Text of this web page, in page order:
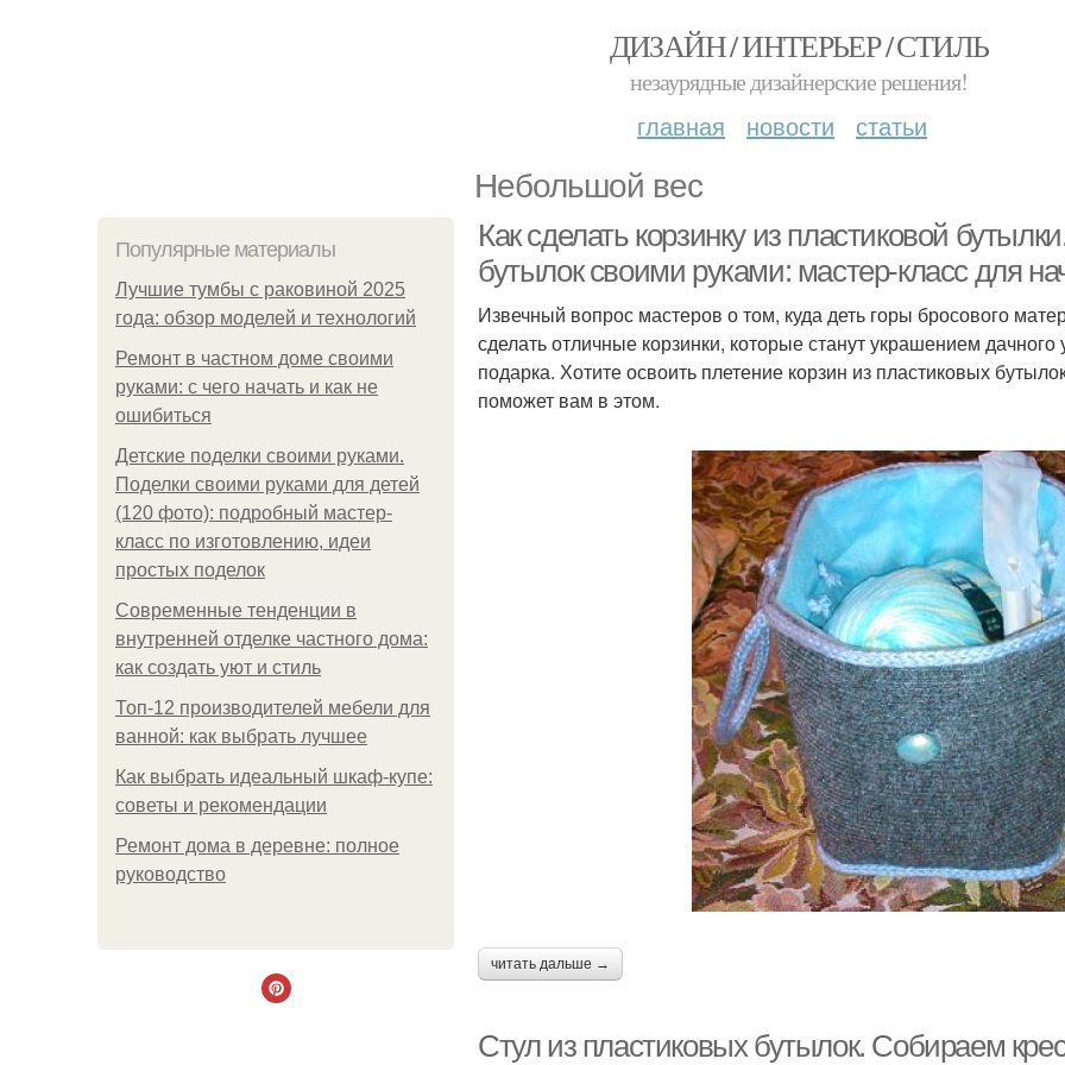
ДИЗАЙН / ИНТЕРЬЕР / СТИЛЬ
незаурядные дизайнерские решения!
главная новости статьи
Небольшой вес
Популярные материалы
Лучшие тумбы с раковиной 2025
года: обзор моделей и технологий
Ремонт в частном доме своими
руками: с чего начать и как не
ошибиться
Детские поделки своими руками.
Поделки своими руками для детей
(120 фото): подробный мастер-
класс по изготовлению, идеи
простых поделок
Современные тенденции в
внутренней отделке частного дома:
как создать уют и стиль
Топ-12 производителей мебели для
ванной: как выбрать лучшее
Как выбрать идеальный шкаф-купе:
советы и рекомендации
Ремонт дома в деревне: полное
руководство
Как сделать корзинку из пластиковой
бутылок своими руками: мастер-класс для
Извечный вопрос мастеров о том, куда деть горы бросового
сделать отличные корзинки, которые станут украшением
подарка. Хотите освоить плетение корзин из пластиковых
поможет вам в этом.
читать дальше →
Стул из пластиковых бутылок. Собираем